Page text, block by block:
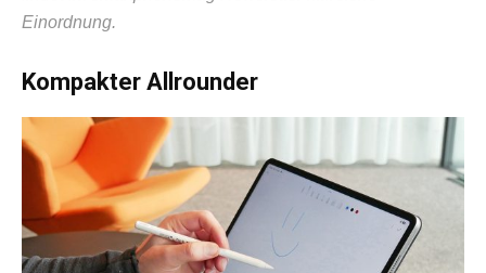
Einordnung.
Kompakter Allrounder